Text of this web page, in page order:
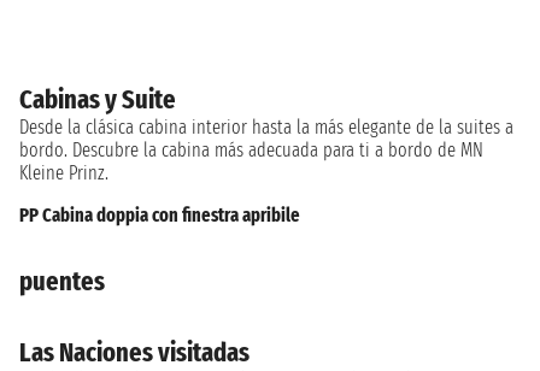
Cabinas y Suite
Desde la clásica cabina interior hasta la más elegante de la suites a
bordo. Descubre la cabina más adecuada para ti a bordo de MN
Kleine Prinz.
PP Cabina doppia con finestra apribile
puentes
Las Naciones visitadas